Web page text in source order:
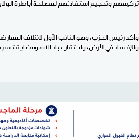
تركيعهم وتحجيم استفادتهم لمصلحة أباطرة
وأكد رئيس الحزب، وهو النائب الأول لائتلاف
والإفساد في الأرض، واحتقار عباد الله،